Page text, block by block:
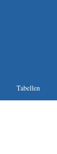
Tabellen